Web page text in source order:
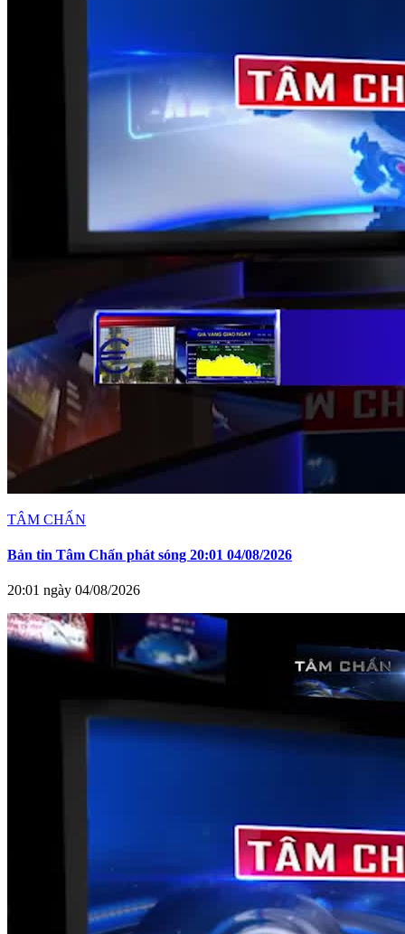
TÂM CHẤN
Bản tin Tâm Chấn phát sóng 20:01 04/08/2026
20:01 ngày 04/08/2026